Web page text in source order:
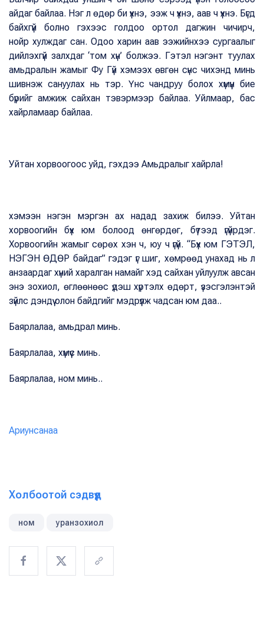
айдаг байлаа. Нэг л өдөр би үхнэ, ээж ч үхнэ, аав ч үхнэ. Бүгд
байхгүй болно гэхээс голдоо ортол дагжин чичирч,
нойр хулждаг сан. Одоо харин аав ээжийнхээ сургаалыг
дийлэхгүй залхдаг ‘том хүн’ болжээ. Гэтэл нэгэнт туулах
амьдралын жамыг Фу Гүй хэмээх өвгөн сүнс чихэнд минь
шивнэж сануулах нь тэр. Үнс чандруу болох хүмүүн бие
бүрийг амжиж сайхан тэвэрмээр байлаа. Уйлмаар, бас
хайрламаар байлаа.
Уйтан хорвоогоос уйд, гэхдээ Амьдралыг хайрла!
хэмээн нэгэн мэргэн ах надад захиж билээ. Уйтан
хорвоогийн бүх юм болоод өнгөрдөг, бүтээд үгүйрдэг.
Хорвоогийн жамыг сөрөх хэн ч, юу ч үгүй. “Бүх юм ГЭТЭЛ,
НЭГЭН ӨДӨР байдаг” гэдэг үг шиг, хөмрөөд унахад нь л
анзаардаг хүний харалган намайг хэд сайхан уйлуулж авсан
энэ зохиол, өглөөнөөс үдэш хүртэлх өдөрт, үзэсгэлэнтэй
зүйлс дэндүү олон байдгийг мэдрүүлж чадсан юм даа..
Баярлалаа, амьдрал минь.
Баярлалаа, хүмүүс минь.
Баярлалаа, ном минь..
Ариунсанаа
Холбоотой сэдвүүд
ном уранзохиол